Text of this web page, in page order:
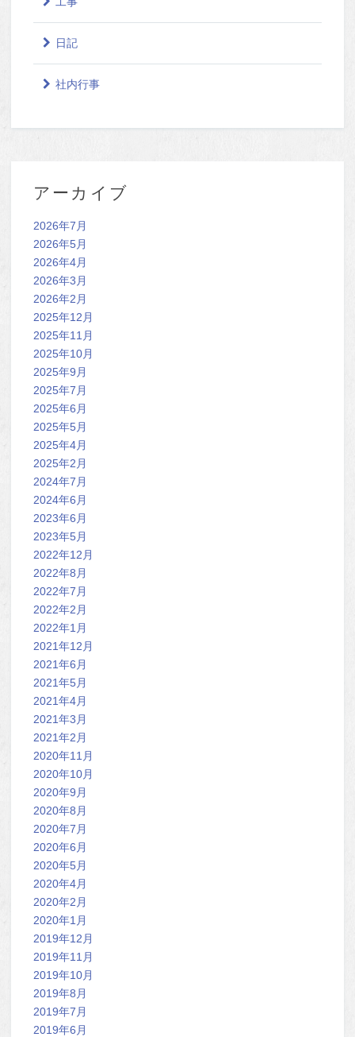
日記
社内行事
アーカイブ
2026年7月
2026年5月
2026年4月
2026年3月
2026年2月
2025年12月
2025年11月
2025年10月
2025年9月
2025年7月
2025年6月
2025年5月
2025年4月
2025年2月
2024年7月
2024年6月
2023年6月
2023年5月
2022年12月
2022年8月
2022年7月
2022年2月
2022年1月
2021年12月
2021年6月
2021年5月
2021年4月
2021年3月
2021年2月
2020年11月
2020年10月
2020年9月
2020年8月
2020年7月
2020年6月
2020年5月
2020年4月
2020年2月
2020年1月
2019年12月
2019年11月
2019年10月
2019年8月
2019年7月
2019年6月